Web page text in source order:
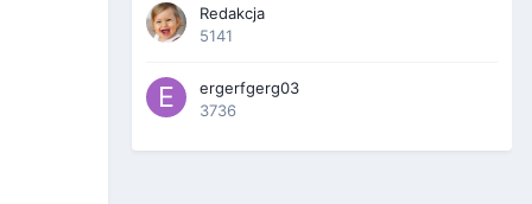
Redakcja
5141
ergerfgerg03
3736